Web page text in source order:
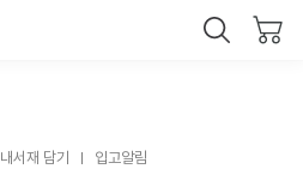
내서재 담기 입고알림